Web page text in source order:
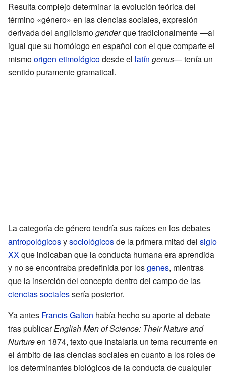
Resulta complejo determinar la evolución teórica del
término «género» en las ciencias sociales, expresión
derivada del anglicismogenderque tradicionalmente —al
igual que su homólogo en español con el que comparte el
mismoorigen etimológicodesde el latín genus— tenía un
sentido puramente gramatical.
La categoría de género tendría sus raíces en los debates
antropológicosysociológicosde la primera mitad del siglo
XXque indicaban que la conducta humana era aprendida
y no se encontraba predefinida por losgenes, mientras
que la inserción del concepto dentro del campo de las
ciencias socialessería posterior.
Ya antes Francis Galton había hecho su aporte al debate
tras publicarEnglish Men of Science: Their Nature and
Nurtureen 1874, texto que instalaría un tema recurrente en
el ámbito de las ciencias sociales en cuanto a los roles de
los determinantes biológicos de la conducta de cualquier